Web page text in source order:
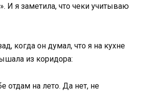
И я заметила, что чеки учитываю
когда он думал, что я на кухне
из коридора:
отдам на лето. Да нет, не